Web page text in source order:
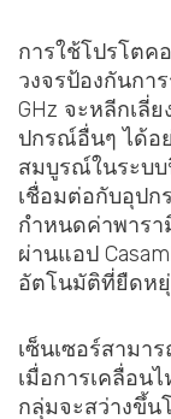
การใช้โปรโตค
วงจรป้องกันกา
GHz จะหลีกเลี่
ปกรณ์อื่นๆ ได้อ
สมบูรณ์ในระบบ
เชื่อมต่อกับอุปก
กำหนดค่าพารา
ผ่านแอป
อัตโนมัติที่ยืดห
เซ็นเซอร์สามา
เมื่อการเคลื่อน
กลุ่มจะสว่างขึ้